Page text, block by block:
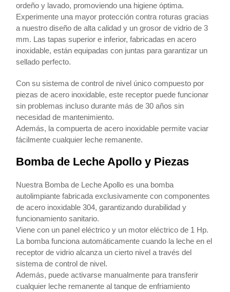
ordeño y lavado, promoviendo una higiene óptima.
Experimente una mayor protección contra roturas gracias
a nuestro diseño de alta calidad y un grosor de vidrio de 3
mm. Las tapas superior e inferior, fabricadas en acero
inoxidable, están equipadas con juntas para garantizar un
sellado perfecto.
Con su sistema de control de nivel único compuesto por
piezas de acero inoxidable, este receptor puede funcionar
sin problemas incluso durante más de 30 años sin
necesidad de mantenimiento.
Además, la compuerta de acero inoxidable permite vaciar
fácilmente cualquier leche remanente.
Bomba de Leche Apollo y Piezas
Nuestra Bomba de Leche Apollo es una bomba
autolimpiante fabricada exclusivamente con componentes
de acero inoxidable 304, garantizando durabilidad y
funcionamiento sanitario.
Viene con un panel eléctrico y un motor eléctrico de 1 Hp.
La bomba funciona automáticamente cuando la leche en el
receptor de vidrio alcanza un cierto nivel a través del
sistema de control de nivel.
Además, puede activarse manualmente para transferir
cualquier leche remanente al tanque de enfriamiento